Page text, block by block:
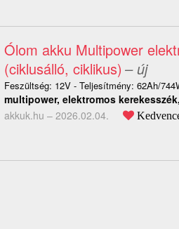
Ólom akku Multipower
(ciklusálló, ciklikus) – új
Feszültség: 12V - Teljesítmény: 62Ah/
multipower, elektromos
akkuk.hu – 2026.02.04.